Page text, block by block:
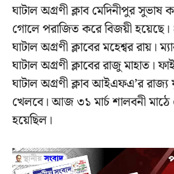
ঘাটাল অগ্রণী ক্লাব মেদিনীপুর সুভাষ
গোলে পরাজিত করে বিজয়ী
ঘাটাল অগ্রণী ক্লাবের মহেশ্বর রায়।
ঘাটাল অগ্রণী ক্লাবের রাজু মাহাত।
ঘাটাল অগ্রণী ক্লাব আইএফএ’র
খেলবে। আজ ৩১ মার্চ শালবনী মাঠে
হয়েছিল।